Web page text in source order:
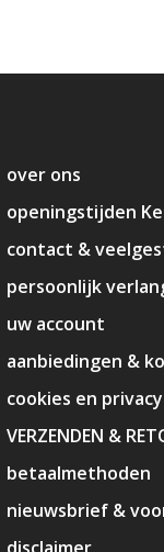
over ons
openingstijden
contact &
persoonlijk
uw account
aanbiedingen &
cookies en privacy
VERZENDEN &
betaalmethoden
nieuwsbrief &